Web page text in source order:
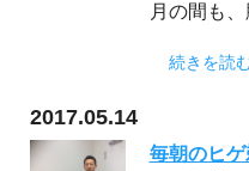
月の間も
続きを読
2017.05.14
毎朝のヒ